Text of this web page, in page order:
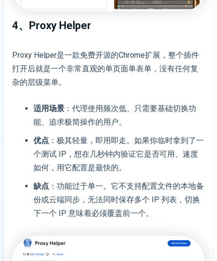
4、Proxy Helper
Proxy Helper是一款免费开源的Chrome扩展，整个插件
打开后就是一个非常直观的单页面单表单，没有任何复
杂的层级菜单。
适用场景：代理使用频次低、只需要基础切换功
能、追求极简操作的用户。
优点 ：极其轻量，即用即走。如果你临时拿到了一
个测试 IP，想在几秒钟内验证它是否可用、速度
如何，用它配置是最快的。
缺点 ：功能过于单一。它不支持配置文件的本地备
份或云端同步，无法同时保存多个 IP 列表，切换
下一个 IP 意味着必须覆盖前一个。